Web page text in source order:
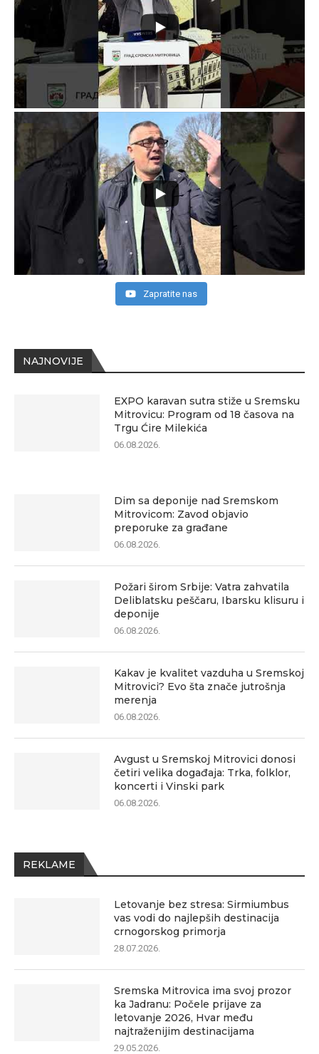
NAJNOVIJE
EXPO karavan sutra stiže u Sremsku
Mitrovicu: Program od 18 časova na
Trgu Ćire Milekića
06.08.2026.
Dim sa deponije nad Sremskom
Mitrovicom: Zavod objavio
preporuke za građane
06.08.2026.
Požari širom Srbije: Vatra zahvatila
Deliblatsku peščaru, Ibarsku klisuru i
deponije
06.08.2026.
Kakav je kvalitet vazduha u Sremskoj
Mitrovici? Evo šta znače jutrošnja
merenja
06.08.2026.
Avgust u Sremskoj Mitrovici donosi
četiri velika događaja: Trka, folklor,
koncerti i Vinski park
06.08.2026.
REKLAME
Letovanje bez stresa: Sirmiumbus
vas vodi do najlepših destinacija
crnogorskog primorja
28.07.2026.
Sremska Mitrovica ima svoj prozor
ka Jadranu: Počele prijave za
letovanje 2026, Hvar među
najtraženijim destinacijama
29.05.2026.
Zapratite nas